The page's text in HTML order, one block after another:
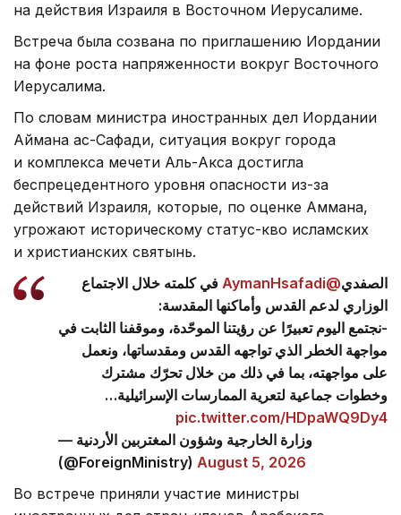
на действия Израиля в Восточном Иерусалиме.
Встреча была созвана по приглашению Иордании
на фоне роста напряженности вокруг Восточного
Иерусалима.
По словам министра иностранных дел Иордании
Аймана ас-Сафади, ситуация вокруг города
и комплекса мечети Аль-Акса достигла
беспрецедентного уровня опасности из-за
действий Израиля, которые, по оценке Аммана,
угрожают историческому статус-кво исламских
и христианских святынь.
الصفدي@AymanHsafadi
في كلمته خلال الاجتماع
الوزاري لدعم القدس وأماكنها المقدسة:
-نجتمع اليوم تعبيرًا عن رؤيتنا الموحّدة، وموقفنا الثابت في
مواجهة الخطر الذي تواجهه القدس ومقدساتها، ونعمل
على مواجهته، بما في ذلك من خلال تحرّك مشترك
وخطوات جماعية لتعرية الممارسات الإسرائيلية…
pic.twitter.com/HDpaWQ9Dy4
— وزارة الخارجية وشؤون المغتربين الأردنية
(@ForeignMinistry) August 5, 2026
Во встрече приняли участие министры